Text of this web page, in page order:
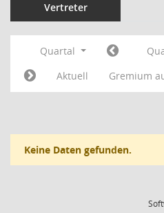
Vertreter
Quartal
Aktuell
Gremium
Keine Daten gefunden.